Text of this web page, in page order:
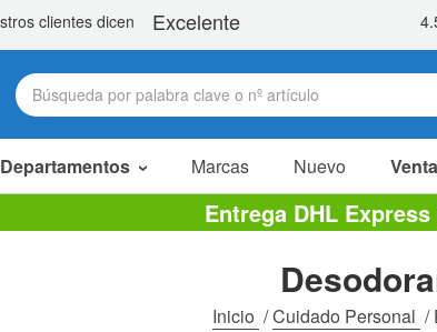
Departamentos Marcas Nuevo
Entrega DHL
Inicio /Cuidado Personal /